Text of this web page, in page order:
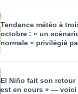
Tendance météo à
octobre : « un
normale » privilégié
El Niño fait son retour
est en cours » —